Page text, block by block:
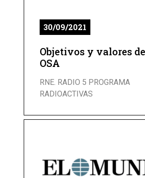
30/09/2021
Objetivos y valores
OSA
RNE. RADIO 5 PROGRAMA
RADIOACTIVAS